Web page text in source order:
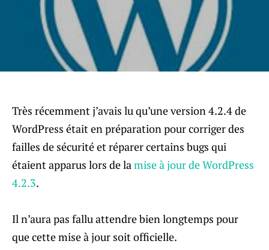
Très récemment j’avais lu qu’une version 4.2.4 de
WordPress était en préparation pour corriger des
failles de sécurité et réparer certains bugs qui
étaient apparus lors de lamise à jour de WordPress
4.2.3.
Il n’aura pas fallu attendre bien longtemps pour
que cette mise à jour soit officielle.